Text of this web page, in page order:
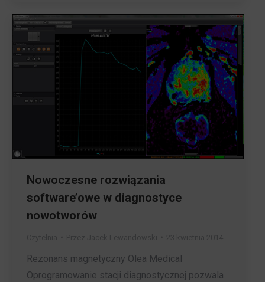
Nowoczesne rozwiązania
software’owe w diagnostyce
nowotworów
Rezonans magnetyczny Olea Medical
Oprogramowanie stacji diagnostycznej pozwala